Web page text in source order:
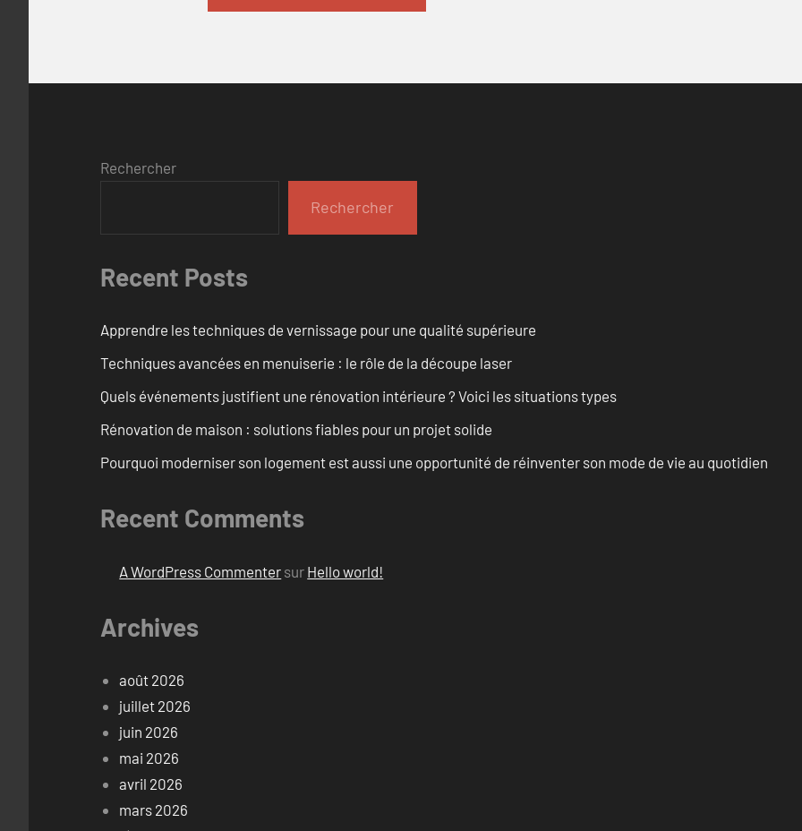
Rechercher
Rechercher
Recent Posts
Apprendre les techniques de vernissage pour une qualité supérieure
Techniques avancées en menuiserie : le rôle de la découpe laser
Quels événements justifient une rénovation intérieure ? Voici les situations types
Rénovation de maison : solutions fiables pour un projet solide
Pourquoi moderniser son logement est aussi une opportunité de réinventer son mode de vie au quotidien
Recent Comments
A WordPress Commenter sur Hello world!
Archives
août 2026
juillet 2026
juin 2026
mai 2026
avril 2026
mars 2026